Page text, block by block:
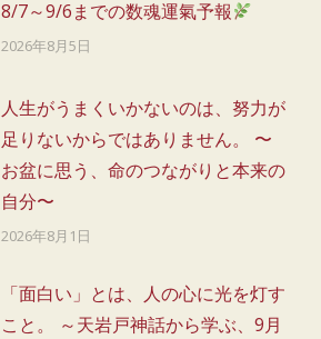
8/7～9/6までの数魂運氣予報
2026年8月5日
人生がうまくいかないのは、努力が
足りないからではありません。 〜
お盆に思う、命のつながりと本来の
自分〜
2026年8月1日
「面白い」とは、人の心に光を灯す
こと。 ～天岩戸神話から学ぶ、9月